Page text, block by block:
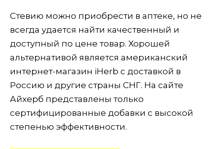
Стевию можно приобрести в аптеке, но не
всегда удается найти качественный и
доступный по цене товар. Хорошей
альтернативой является американский
интернет-магазин iHerb с доставкой в
Россию и другие страны СНГ. На сайте
Айхерб представлены только
сертифицированные добавки с высокой
степенью эффективности.